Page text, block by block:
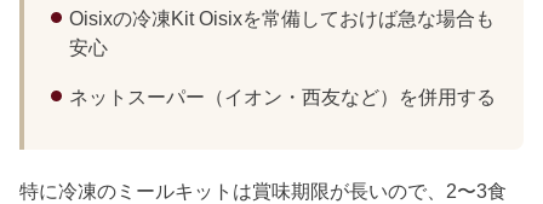
Oisixの冷凍Kit Oisixを常備しておけば急な場合も
安心
ネットスーパー（イオン・西友など）を併用する
特に冷凍のミールキットは賞味期限が長いので、2〜3食